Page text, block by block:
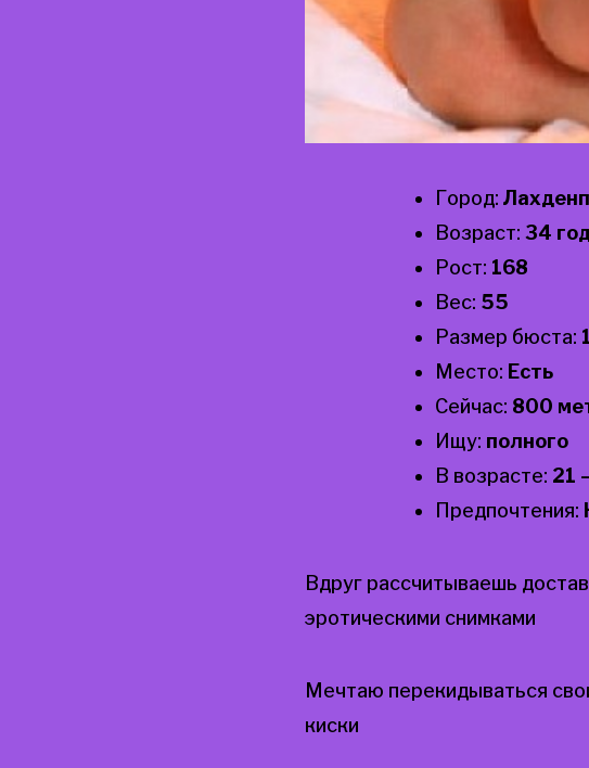
Город:
Возраст: 34
Рост: 168
Вес: 55
Размер бюста:
Место: Есть
Сейчас: 800
Ищу: полного
В возрасте: 21
Предпочтения:
Вдруг рассчитываешь
эротическими снимками
Мечтаю перекидываться
киски